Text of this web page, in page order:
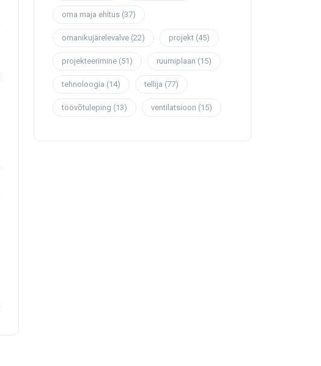
oma maja ehitus (37)
omanikujärelevalve (22) projekt (45)
projekteerimine (51) ruumiplaan (15)
tehnoloogia (14) tellija (77)
töövõtuleping (13) ventilatsioon (15)